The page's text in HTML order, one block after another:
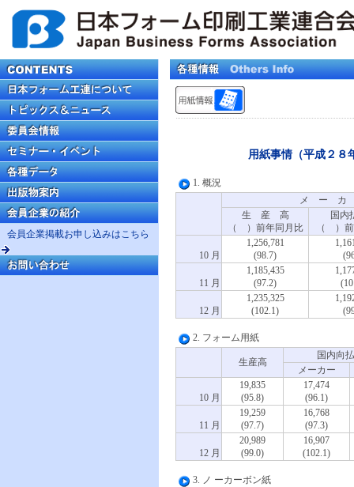
会員企業掲載お申し込みはこちら
用紙事情（平成２８
1. 概況
メ ー カ
生 産 高
（ ）前年同月比
国内
（ ）
10 月
1,256,781
(98.7)
11 月
1,185,435
(97.2)
12 月
1,235,325
(102.1)
2. フォーム用紙
生産高
国内向
メーカー
10 月
19,835
(95.8)
17,474
(96.1)
11 月
19,259
(97.7)
16,768
(97.3)
12 月
20,989
(99.0)
16,907
(102.1)
3. ノ ーカーボン紙